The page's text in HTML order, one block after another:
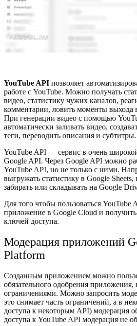
YouTube API позволяет
работе с YouTube. Можно получать
видео, статистику чужих каналов,
комментарии, ловить моменты выхода
При генерации видео с помощью
автоматически заливать видео,
теги, переводить описания и субтитры.
YouTube API — сервис в очень
Google API. Через Google API можно
YouTube API, но не только с ними.
выгружать статистику в Google
забирать или складывать на Google
Для того чтобы пользоваться YouTube
приложение в Google Cloud и
ключей доступа.
Модерация приложений
Platform
Созданным приложением можно
обязательного одобрения
ограничениями. Можно запросить
это снимает часть ограничений, а в
доступа к некоторым API) модерация
доступа к YouTube API модерация не